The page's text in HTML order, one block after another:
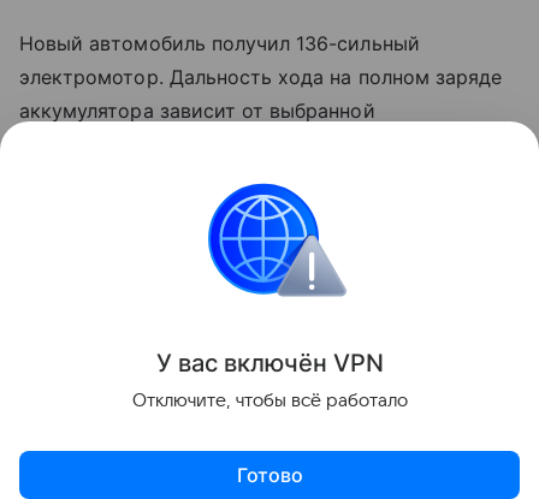
Новый автомобиль получил 136-сильный
электромотор. Дальность хода на полном заряде
аккумулятора зависит от выбранной
километров. В Китае BYD E7 стоит от 103,8 тыс.
юаней (1,1 млн рублей по курсу на момент
Поделиться
У вас включён VPN
Отключите, чтобы всё работало
Готово